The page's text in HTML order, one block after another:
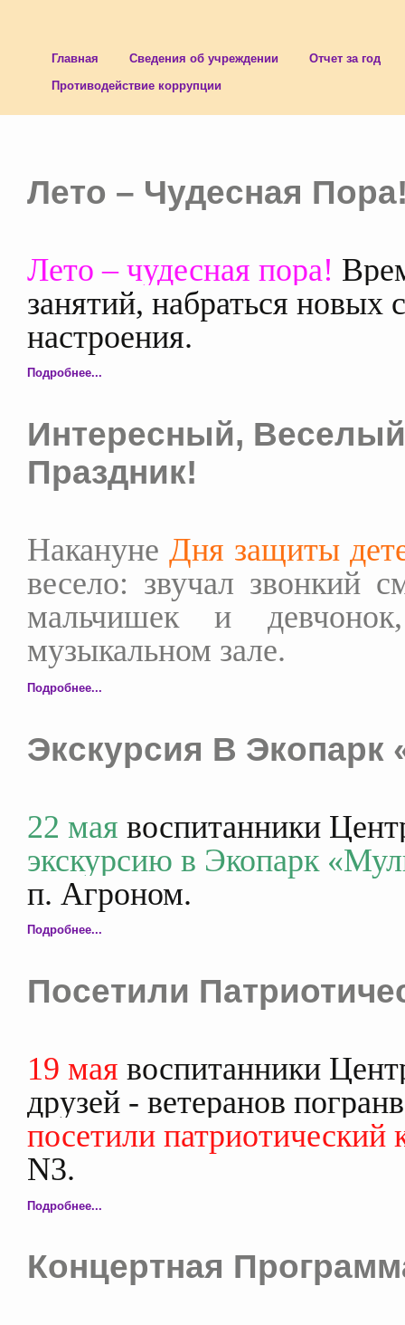
Главная Сведения об учреждении
Отчет за год
Противодействие коррупции
Лето – Чудесная
Лето – чудесная пора!
занятий, набраться новых
настроения.
Подробнее...
Интересный,
Праздник!
НаканунеДня защиты
весело: звучал звонкий
мальчишек и
музыкальном зале.
Подробнее...
Экскурсия В
22 мая воспитанники
экскурсию в Экопарк
п. Агроном.
Подробнее...
Посетили
19 мая воспитанники
друзей - ветеранов
посетили патриотический
N3.
Подробнее...
Концертная